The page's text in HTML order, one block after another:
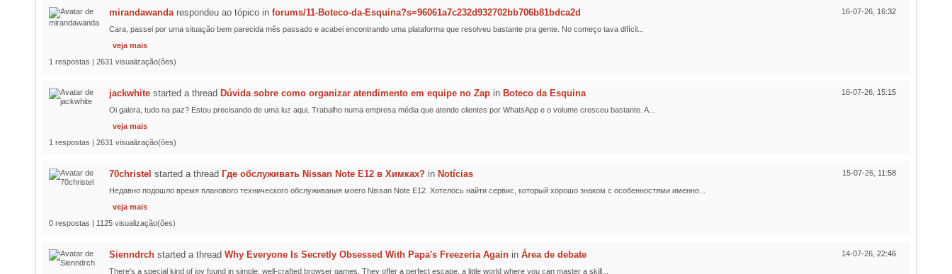
16-07-26, 16:32
mirandawandarespondeu ao tópico in forums/11-Boteco-da-Esquina?s=96061a7c232d932702bb706b81bdca2d
Cara, passei por uma situação bem parecida mês passado e acabei encontrando uma plataforma que resolveu bastante pra gente. No começo tava difícil...
veja mais
1 respostas | 2631 visualização(ões)
16-07-26, 15:15
jackwhite started a thread Dúvida sobre como organizar atendimento em equipe no Zap in Boteco da Esquina
Oi galera, tudo na paz? Estou precisando de uma luz aqui. Trabalho numa empresa média que atende clientes por WhatsApp e o volume cresceu bastante. A...
veja mais
1 respostas | 2631 visualização(ões)
15-07-26, 11:58
70christel started a thread Где обслуживать Nissan Note E12 в Химках? in Notícias
Недавно подошло время планового технического обслуживания моего Nissan Note E12. Хотелось найти сервис, который хорошо знаком с особенностями именно...
veja mais
0 respostas | 1125 visualização(ões)
14-07-26, 22:46
Sienndrch started a thread Why Everyone Is Secretly Obsessed With Papa's Freezeria Again in Área de debate
There's a special kind of joy found in simple, well-crafted browser games. They offer a perfect escape, a little world where you can master a skill...